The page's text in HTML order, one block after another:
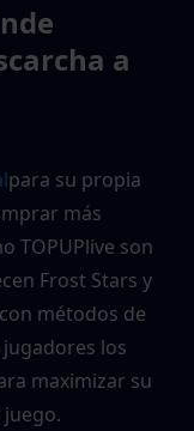
a
para su propia
más
TOPUPlive son
Frost Stars y
métodos de
los
maximizar su